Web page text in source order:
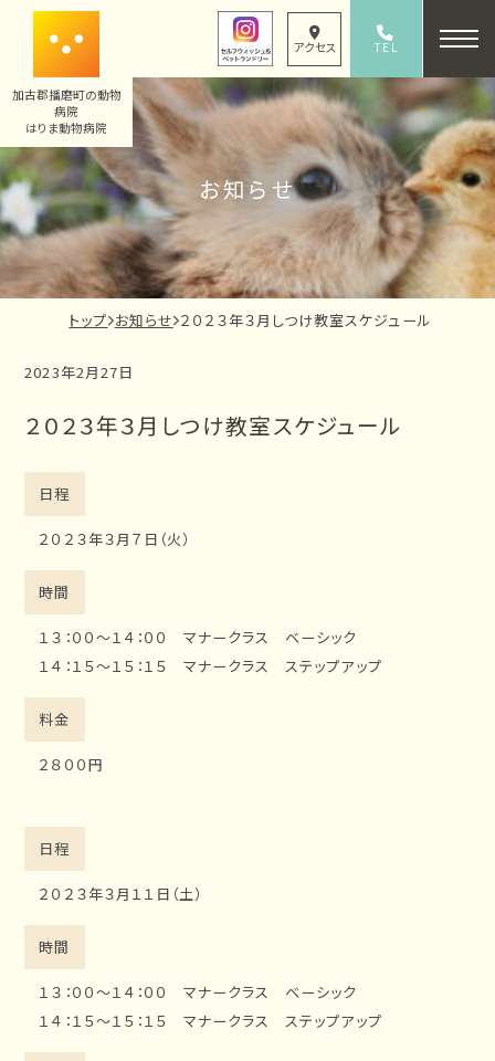
ス
ッ
プ
加古郡播磨町の動物
病院
はりま動物病院
アクセス TEL079-436-8330
お知らせ
の
ー
位
置
トップ お知らせ ２０２３年３月しつけ教室スケジュール
2023年2月27日
２０２３年３月しつけ教室スケジュール
日程
２０２３年３月７日（火）
時間
１３：００～１４：００ マナークラス ベーシック
１４：１５～１５：１５ マナークラス ステップアップ
料金
２８００円
日程
２０２３年３月１１日（土）
時間
１３：００～１４：００ マナークラス ベーシック
１４：１５～１５：１５ マナークラス ステップアップ